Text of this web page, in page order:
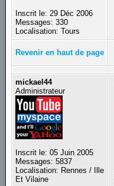
Inscrit le: 29 Déc 2006
Messages: 330
Localisation: Tours
Revenir en haut de page
mickael44
Administrateur
Inscrit le: 05 Juin 2005
Messages: 5837
Localisation: Rennes / Ille
Et Vilaine